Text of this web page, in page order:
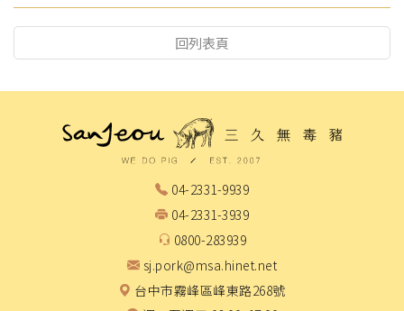
回列表頁
04-2331-9939
04-2331-3939
0800-283939
sj.pork@msa.hinet.net
台中市霧峰區峰東路268號